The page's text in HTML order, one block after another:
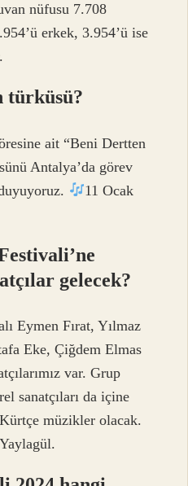
nüfusu 7.708
erkek, 3.954’ü ise
türküsü?
ait “Beni Dertten
Antalya’da görev
11 Ocak
gelecek?
Eymen Fırat, Yılmaz
Eke, Çiğdem Elmas
var. Grup
sanatçıları da içine
müzikler olacak.